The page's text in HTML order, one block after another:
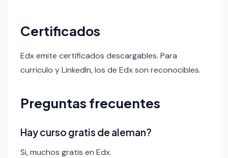
Certificados
Edx emite certificados descargables. Para
curriculo y LinkedIn, los de Edx son reconocibles.
Preguntas frecuentes
Hay curso gratis de aleman?
Si, muchos gratis en Edx.